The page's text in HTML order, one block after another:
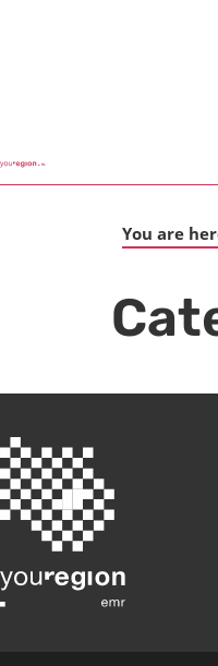
You are